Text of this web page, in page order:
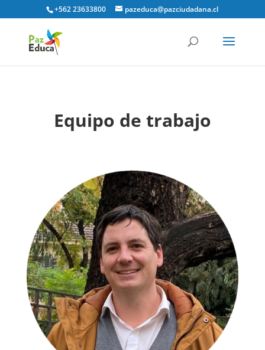
+562 23633800 pazeduca@pazciudadana.cl
Equipo de trabajo